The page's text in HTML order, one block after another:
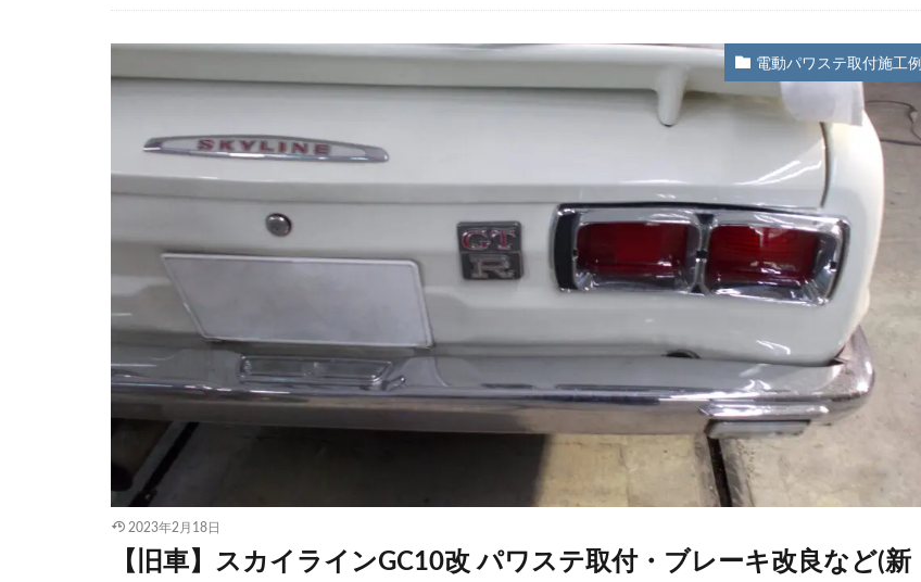
電動パワステ取付施工例
2023年2月18日
【旧車】スカイラインGC10改 パワステ取付・ブレーキ改良など(新